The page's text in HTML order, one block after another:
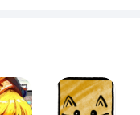
随的开测提醒